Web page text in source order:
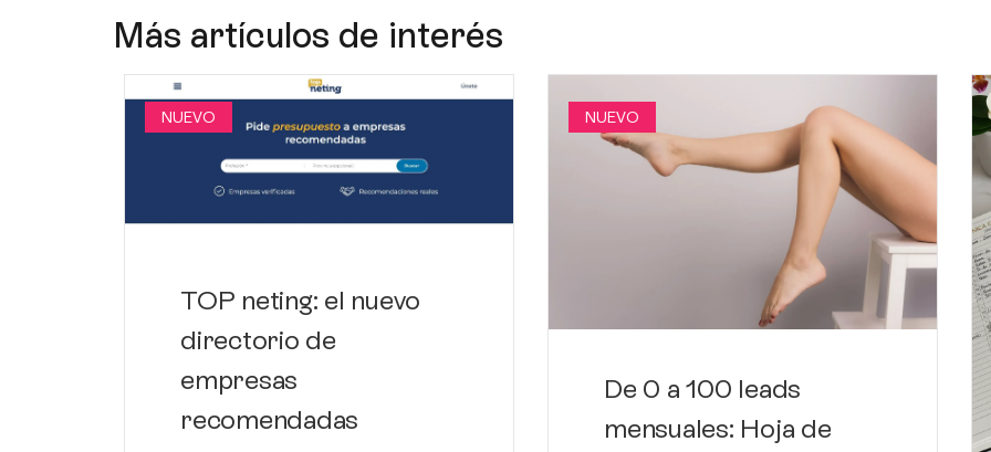
Más artículos de interés
NUEVO
TOP neting: el nuevo
directorio de
empresas
recomendadas
NUEVO
De 0 a 100 leads
mensuales: Hoja de